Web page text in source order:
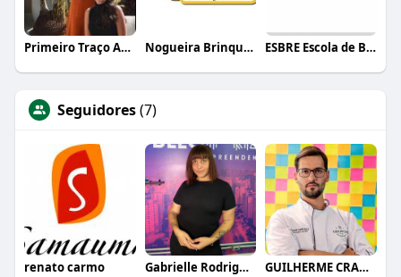
Primeiro Traço Arquitetura Nogueira Brinquedos ESBRE Escola de Bares e Restaurantes
Seguidores(7)
renato carmo Gabrielle Rodrigues GUILHERME CRAMER BALLE